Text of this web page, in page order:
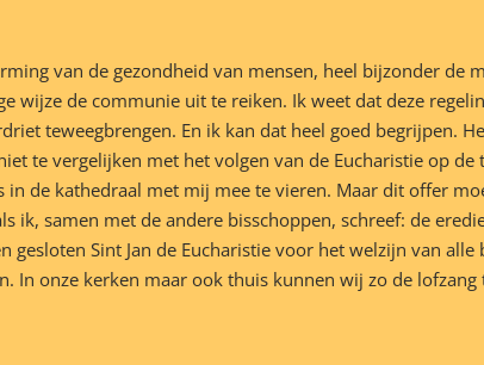
van de gezondheid van mensen, heel bijzonder de
wijze de communie uit te reiken. Ik weet dat deze
teweegbrengen. En ik kan dat heel goed begrijpen.
te vergelijken met het volgen van de Eucharistie op
in de kathedraal met mij mee te vieren. Maar dit offer
ik, samen met de andere bisschoppen, schreef: de
gesloten Sint Jan de Eucharistie voor het welzijn van
In onze kerken maar ook thuis kunnen wij zo de